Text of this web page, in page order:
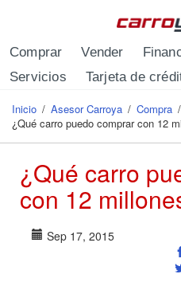
Comprar Vender
Servicios
Tarjeta de
Se encuentra usted aquí
Inicio / Asesor Carroya / Compra /
¿Qué carro puedo comprar con 12
¿Qué carro
con 12
Sep 17, 2015